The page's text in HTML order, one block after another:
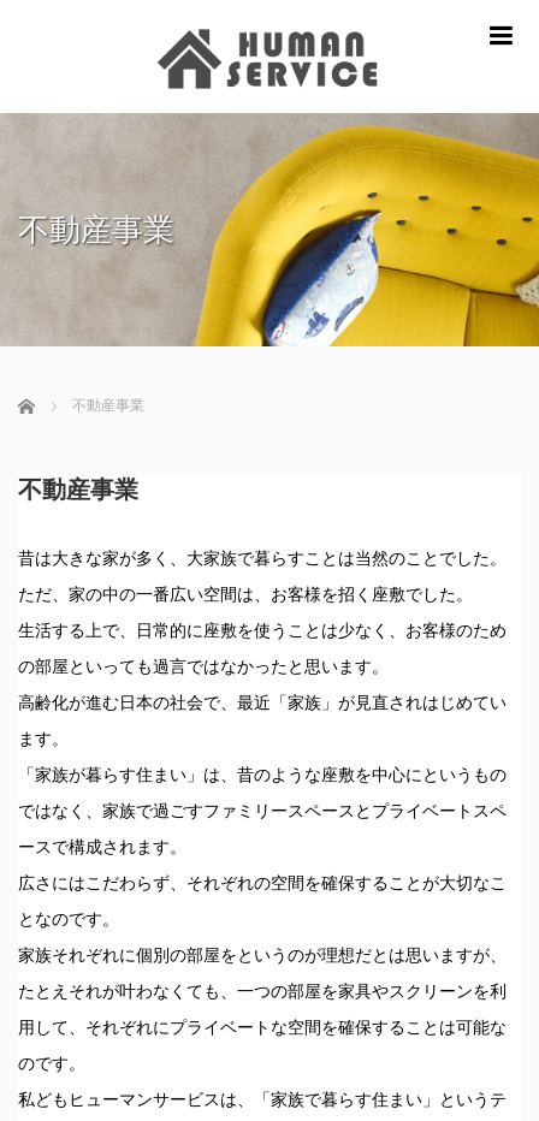
不動産事業
ホーム 不動産事業
不動産事業
昔は大きな家が多く、大家族で暮らすことは当然のことでした。
ただ、家の中の一番広い空間は、お客様を招く座敷でした。
生活する上で、日常的に座敷を使うことは少なく、お客様のため
の部屋といっても過言ではなかったと思います。
高齢化が進む日本の社会で、最近「家族」が見直されはじめてい
ます。
「家族が暮らす住まい」は、昔のような座敷を中心にというもの
ではなく、家族で過ごすファミリースペースとプライベートスペ
ースで構成されます。
広さにはこだわらず、それぞれの空間を確保することが大切なこ
となのです。
家族それぞれに個別の部屋をというのが理想だとは思いますが、
たとえそれが叶わなくても、一つの部屋を家具やスクリーンを利
用して、それぞれにプライベートな空間を確保することは可能な
のです。
私どもヒューマンサービスは、「家族で暮らす住まい」というテ